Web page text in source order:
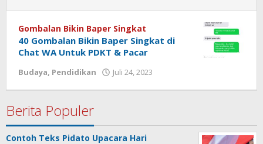
Gombalan Bikin Baper Singkat
40 Gombalan Bikin Baper Singkat di
Chat WA Untuk PDKT & Pacar
Budaya, Pendidikan Juli 24, 2023
Berita Populer
Contoh Teks Pidato Upacara Hari